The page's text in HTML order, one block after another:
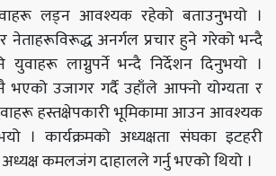
लड्न आवश्यक रहेको बताउनुभयो ।
नेताहरूविरूद्ध अनर्गल प्रचार हुने गरेको भन्दै
लाग्नुपर्ने भन्दै निर्देशन दिनुभयो ।
भएको उजागर गर्दै उहाँले आफ्नो योग्यता र
युवाहरू हस्तक्षेपकारी भूमिकामा आउन आवश्यक
। कार्यक्रमको अध्यक्षता संघका इटहरी
कमलजंग दाहालले गर्नु भएको थियो ।